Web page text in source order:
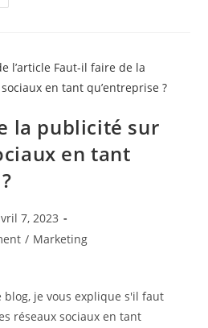
la publicité sur
en tant
:
7, 2023
/ Marketing
blog, je vous explique s'il faut
réseaux sociaux en tant